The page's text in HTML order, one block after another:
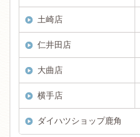
土崎店
仁井田店
大曲店
横手店
ダイハツショップ鹿角